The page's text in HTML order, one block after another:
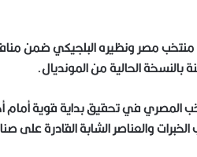
منتخب مصر ونظيره البلجيكي ضمن
في تحقيق بداية قوية أمام أحد
والعناصر الشابة القادرة على